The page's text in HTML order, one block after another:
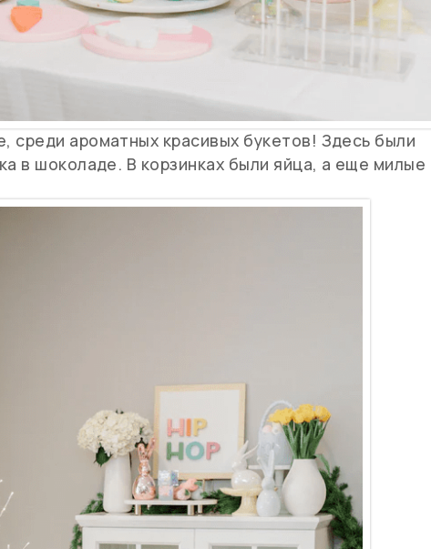
среди ароматных красивых букетов! Здесь были
в шоколаде. В корзинках были яйца, а еще милые